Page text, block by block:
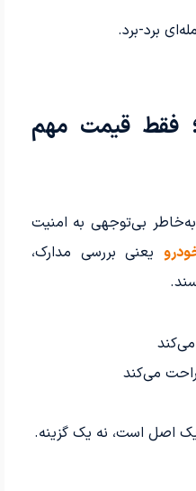
برد-برد.
فقط قیمت مهم
بی‌توجهی به امنیت
یعنی بررسی مدارک،
می‌کند
اصل است، نه یک گزینه.